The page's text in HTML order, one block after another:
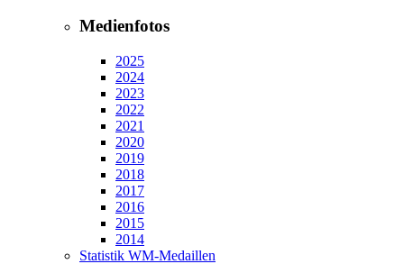
Medienfotos
2025
2024
2023
2022
2021
2020
2019
2018
2017
2016
2015
2014
Statistik WM-Medaillen